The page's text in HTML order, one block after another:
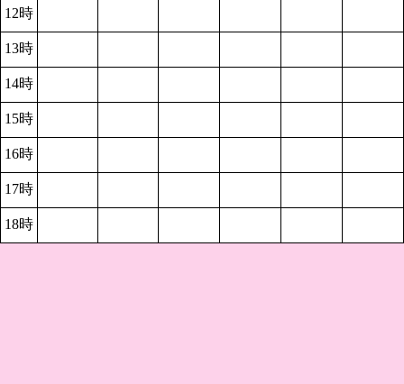
12時
13時
14時
15時
16時
17時
18時